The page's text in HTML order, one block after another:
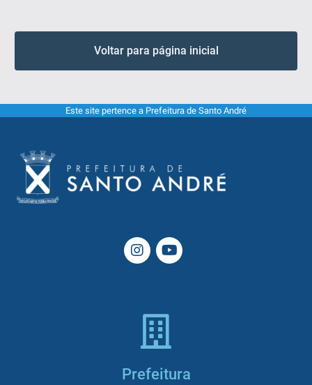
Voltar para página inicial
Este site pertence a Prefeitura de Santo André
Prefeitura